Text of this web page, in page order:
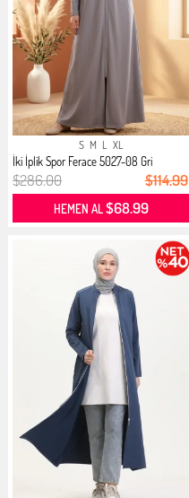
S M L XL
İki İplik Spor Ferace 5027-08 Gri
$286.00 $114.99
HEMEN AL$68.99